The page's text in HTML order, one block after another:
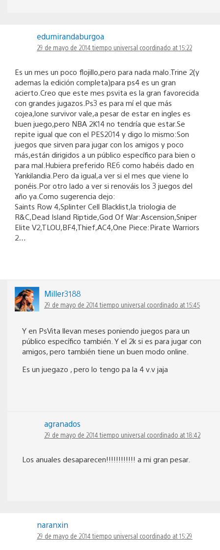
edumirandaburgoa
29 de mayo de 2014 tiempo universal coordinado at 15:22
Es un mes un poco flojillo,pero para nada malo.Trine 2(y
ademas la edición completa)para ps4 es un gran
acierto.Creo que este mes psvita es la gran favorecida
con grandes jugazos.Ps3 es para mí el que más
cojea,lone survivor vale,a pesar de estar en ingles es
buen juego,pero NBA 2K14 no tendría que estar.Se
repite igual que con el PES2014 y digo lo mismo:Son
juegos que sirven para jugar con los amigos y poco
más,están dirigidos a un público específico para bien o
para mal.Hubiera preferido RE6 como habéis dado en
Yankilandia.Pero da igual,a ver si el mes que viene lo
ponéis.Por otro lado a ver si renováis los 3 juegos del
año ya.Como sugerencia dejo:
Saints Row 4,Splinter Cell Blacklist,la triologia de
R&C,Dead Island Riptide,God Of War:Ascension,Sniper
Elite V2,TLOU,BF4,Thief,AC4,One Piece:Pirate Warriors
2…
Miller3188
29 de mayo de 2014 tiempo universal coordinado at 15:45
Y en PsVita llevan meses poniendo juegos para un
público específico también. Y el 2k si es para jugar con
amigos, pero también tiene un buen modo online.
Es un juegazo , pero lo tengo pa la 4 v.v jaja
agranados
29 de mayo de 2014 tiempo universal coordinado at 18:42
Los anuales desaparecen!!!!!!!!!!!! a mi gran pesar.
naranxin
29 de mayo de 2014 tiempo universal coordinado at 15:29